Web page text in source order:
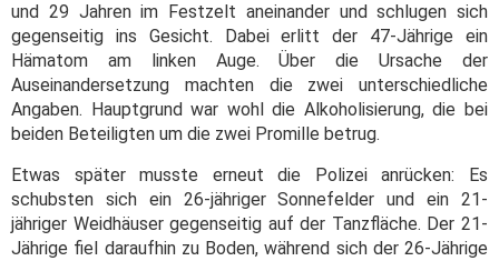
und 29 Jahren im Festzelt aneinander und schlugen sich
gegenseitig ins Gesicht. Dabei erlitt der 47-Jährige ein
Hämatom am linken Auge. Über die Ursache der
Auseinandersetzung machten die zwei unterschiedliche
Angaben. Hauptgrund war wohl die Alkoholisierung, die bei
beiden Beteiligten um die zwei Promille betrug.
Etwas später musste erneut die Polizei anrücken: Es
schubsten sich ein 26-jähriger Sonnefelder und ein 21-
jähriger Weidhäuser gegenseitig auf der Tanzfläche. Der 21-
Jährige fiel daraufhin zu Boden, während sich der 26-Jährige